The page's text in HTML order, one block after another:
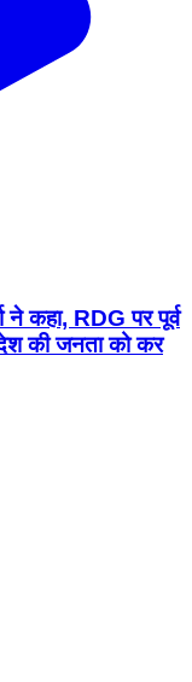
ने कहा, RDG पर पूर्व
की जनता को कर